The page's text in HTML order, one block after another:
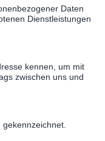
Daten
Dienstleistungen
kennen, um mit
zwischen uns und